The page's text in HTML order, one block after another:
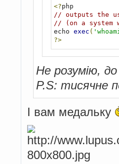
<?
// outputs the
// (on a system
echo exec (
?>
Не розумію,
P.S: тисячне
І вам медальку